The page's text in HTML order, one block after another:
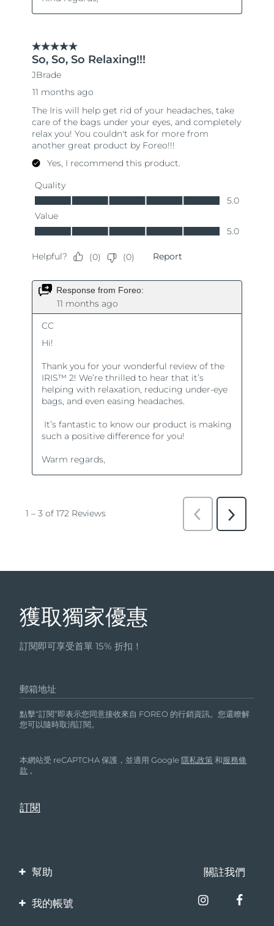
獲取獨家優惠
訂閱即可享受首單 15% 折扣！
郵箱地址
點擊“訂閱”即表示您同意接收來自 FOREO 的行銷資訊。您還瞭解
您可以隨時取消訂閱。
本網站受 reCAPTCHA 保護，並適用 Google隱私政策 和服務條
款 。
幫助
聯繫我們
關註我們
我的帳號